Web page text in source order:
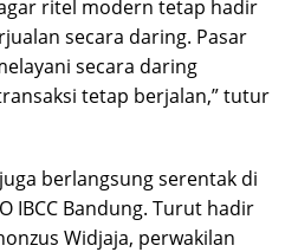
ritel modern tetap hadir
secara daring. Pasar
secara daring
tetap berjalan,” tutur
berlangsung serentak di
IBCC Bandung. Turut hadir
Widjaja, perwakilan